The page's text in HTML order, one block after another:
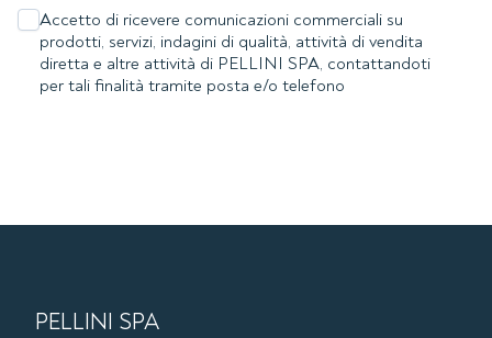
Accetto di ricevere comunicazioni commerciali su
prodotti, servizi, indagini di qualità, attività di vendita
diretta e altre attività di PELLINI SPA, contattandoti
per tali finalità tramite posta e/o telefono
PELLINI SPA